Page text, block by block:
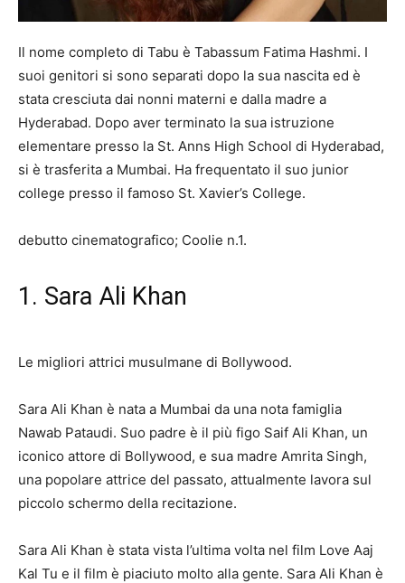
Il nome completo di Tabu è Tabassum Fatima Hashmi. I
suoi genitori si sono separati dopo la sua nascita ed è
stata cresciuta dai nonni materni e dalla madre a
Hyderabad. Dopo aver terminato la sua istruzione
elementare presso la St. Anns High School di Hyderabad,
si è trasferita a Mumbai. Ha frequentato il suo junior
college presso il famoso St. Xavier’s College.
debutto cinematografico; Coolie n.1.
1. Sara Ali Khan
Le migliori attrici musulmane di Bollywood.
Sara Ali Khan è nata a Mumbai da una nota famiglia
Nawab Pataudi. Suo padre è il più figo Saif Ali Khan, un
iconico attore di Bollywood, e sua madre Amrita Singh,
una popolare attrice del passato, attualmente lavora sul
piccolo schermo della recitazione.
Sara Ali Khan è stata vista l’ultima volta nel film Love Aaj
Kal Tu e il film è piaciuto molto alla gente. Sara Ali Khan è